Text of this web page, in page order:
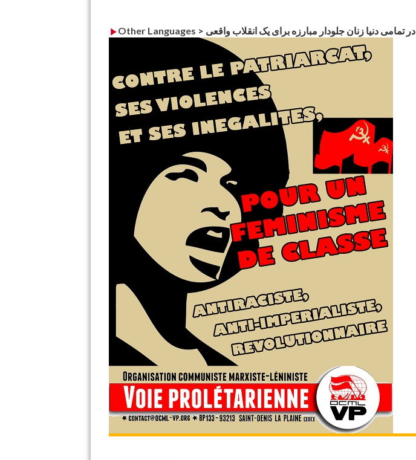
Other Languages > در تمامی دنیا زنان جلودار مبارزه برای یک انقلاب واقعی